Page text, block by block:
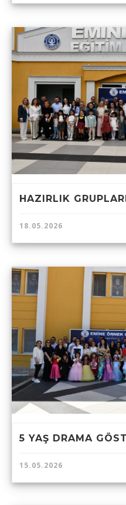
HAZIRLIK
18.05.2026
5 YAŞ DRAMA
15.05.2026